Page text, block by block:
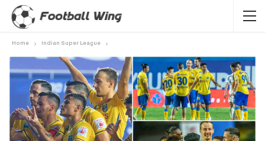
Home Indian Super League